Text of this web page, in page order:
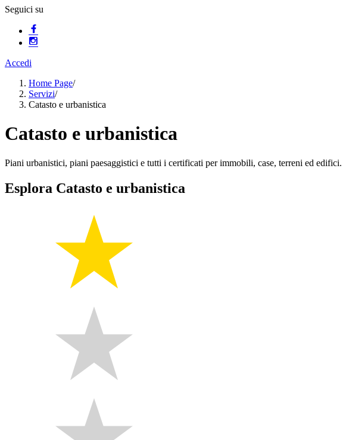
Seguici su
Accedi
Home Page/
Servizi/
Catasto e urbanistica
Catasto e urbanistica
Piani urbanistici, piani paesaggistici e tutti i certificati per immobili, case, terreni ed edifici.
Esplora Catasto e urbanistica